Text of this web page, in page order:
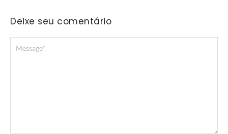
Deixe seu comentário